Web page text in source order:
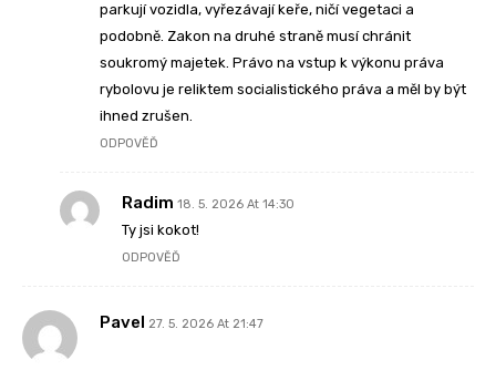
parkují vozidla, vyřezávají keře, ničí vegetaci a
podobně. Zakon na druhé straně musí chránit
soukromý majetek. Právo na vstup k výkonu práva
rybolovu je reliktem socialistického práva a měl by být
ihned zrušen.
ODPOVĚĎ
Radim 18. 5. 2026 At 14:30
Ty jsi kokot!
ODPOVĚĎ
Pavel 27. 5. 2026 At 21:47